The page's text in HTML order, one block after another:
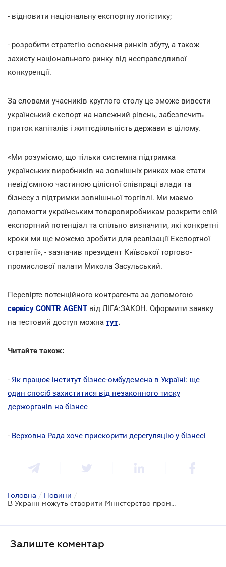
- відновити національну експортну логістику;
- розробити стратегію освоєння ринків збуту, а також
захисту національного ринку від несправедливої
конкуренції.
За словами учасників круглого столу це зможе вивести
український експорт на належний рівень, забезпечить
приток капіталів і життєдіяльність держави в цілому.
«Ми розуміємо, що тільки системна підтримка
українських виробників на зовнішніх ринках має стати
невід'ємною частиною цілісної співпраці влади та
бізнесу з підтримки зовнішньої торгівлі. Ми маємо
допомогти українським товаровиробникам розкрити свій
експортний потенціал та спільно визначити, які конкретні
кроки ми ще можемо зробити для реалізації Експортної
стратегії», - зазначив президент Київської торгово-
промислової палати Микола Засульський.
Перевірте потенційного контрагента за допомогою
сервісу CONTR AGENT від ЛІГА:ЗАКОН. Оформити заявку
на тестовий доступ можна тут.
Читайте також:
- Як працює інститут бізнес-омбудсмена в Україні: ще
один спосіб захиститися від незаконного тиску
держорганів на бізнес
- Верховна Рада хоче прискорити дерегуляцію у бізнесі
Головна / Новини /
В Україні можуть створити Міністерство промисловості
Залиште коментар